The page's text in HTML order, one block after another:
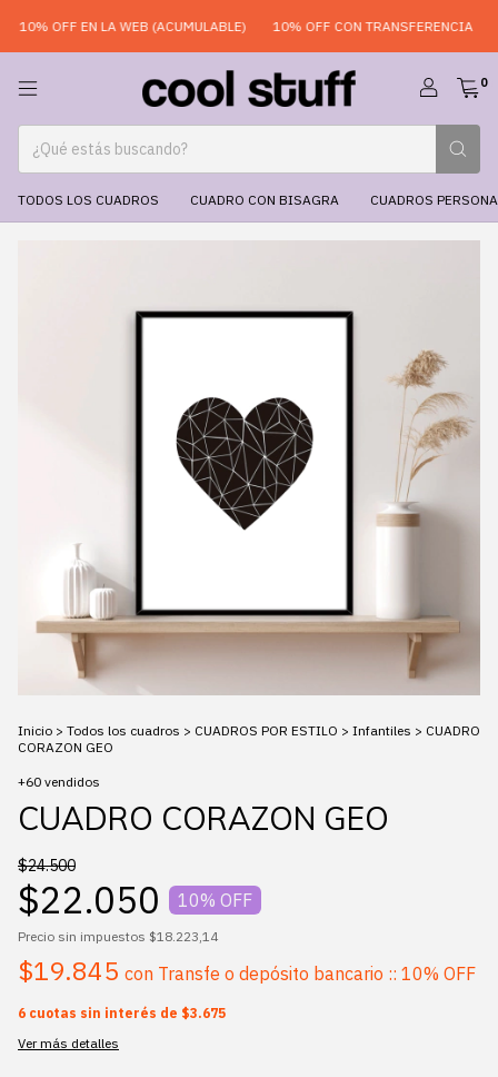
10% OFF EN LA WEB (ACUMULABLE) 10% OFF CON TRANSFERENCIA
0
TODOS LOS CUADROS CUADRO CON BISAGRA CUADROS
Inicio > Todos los cuadros > CUADROS POR ESTILO > Infantiles > CUADRO
CORAZON GEO
+60 vendidos
CUADRO CORAZON GEO
$24.500
$22.050 10% OFF
Precio sin impuestos $18.223,14
$19.845 con Transfe o depósito bancario :: 10% OFF
6 cuotas sin interés de $3.675
Ver más detalles